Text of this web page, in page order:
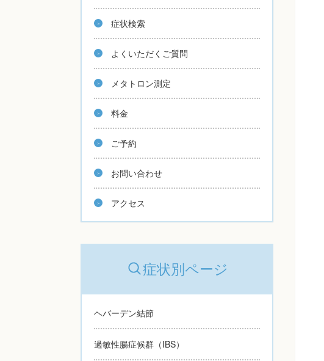
症状検索
よくいただくご質問
メタトロン測定
料金
ご予約
お問い合わせ
アクセス
症状別ページ
ヘバーデン結節
過敏性腸症候群（IBS）